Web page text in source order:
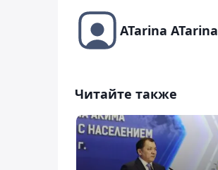
ATarina ATarina
Читайте также